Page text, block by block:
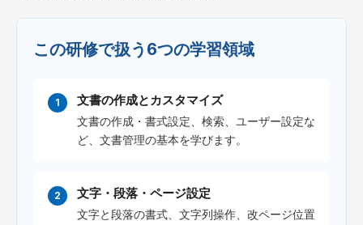
この研修で扱う6つの学習領域
文書の作成とカスタマイズ
文書の作成・書式設定、検索、ユーザー設定な
ど、文書管理の基本を学びます。
文字・段落・ページ設定
文字と段落の書式、文字列操作、改ページ位置